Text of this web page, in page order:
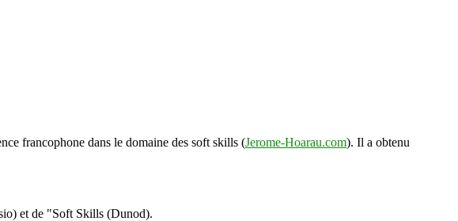
francophone dans le domaine des soft skills (Jerome-Hoarau.com). Il a obtenu
et de "Soft Skills (Dunod).